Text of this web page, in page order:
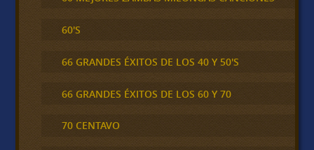
60'S
66 GRANDES ÉXITOS DE LOS 40 Y 50'S
66 GRANDES ÉXITOS DE LOS 60 Y 70
70 CENTAVO